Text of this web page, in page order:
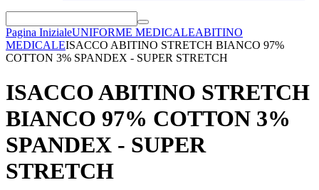
Pagina InizialeUNIFORME MEDICALEABITINO
MEDICALEISACCO ABITINO STRETCH BIANCO 97%
COTTON 3% SPANDEX - SUPER STRETCH
ISACCO ABITINO STRETCH
BIANCO 97% COTTON 3%
SPANDEX - SUPER
STRETCH